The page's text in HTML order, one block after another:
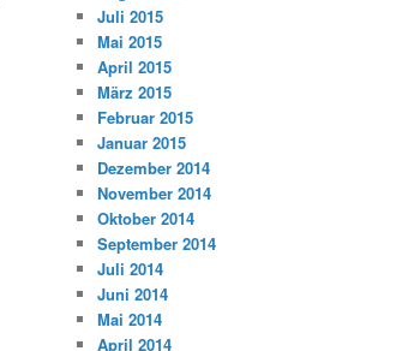
Juli 2015
Mai 2015
April 2015
März 2015
Februar 2015
Januar 2015
Dezember 2014
November 2014
Oktober 2014
September 2014
Juli 2014
Juni 2014
Mai 2014
April 2014